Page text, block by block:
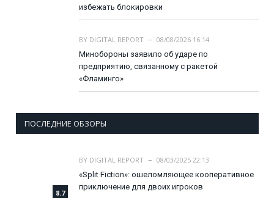
избежать блокировки
BY DIGITAL REPORT
08/08/2026 16:14
Минобороны заявило об ударе по
предприятию, связанному с ракетой
«Фламинго»
ПОСЛЕДНИЕ ОБЗОРЫ
8.7
BY DIGITAL REPORT
08/03/2025 22:13
«Split Fiction»: ошеломляющее кооперативное
приключение для двоих игроков